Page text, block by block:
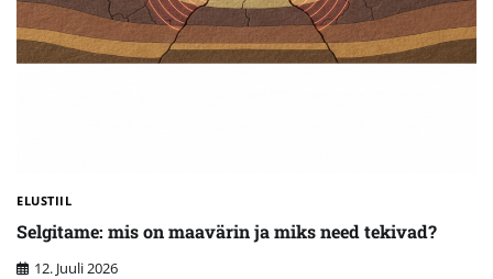
ELUSTIIL
Selgitame: mis on maavärin ja miks need tekivad?
12. Juuli 2026